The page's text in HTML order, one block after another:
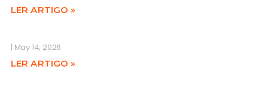
LER ARTIGO »
May 14, 2026
LER ARTIGO »